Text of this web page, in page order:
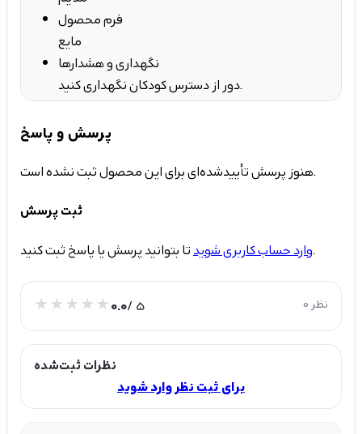
فرم محصول
مایع
نگهداری و هشدارها
دور از دسترس کودکان نگهداری کنید.
پرسش و پاسخ
هنوز پرسش تأییدشده‌ای برای این محصول ثبت نشده است.
ثبت پرسش
وارد حساب کاربری شویدتا بتوانید پرسش یا پاسخ ثبت کنید.
0.0/ 5 0 نظر
نظرات ثبت‌شده
برای ثبت نظر وارد شوید